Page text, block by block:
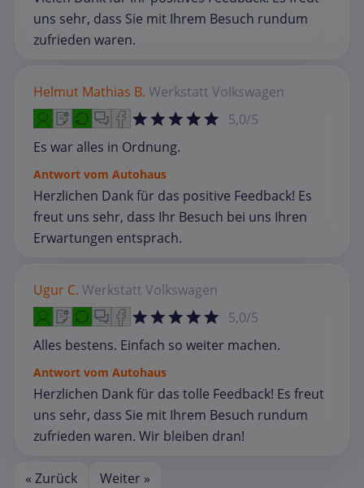
uns sehr, dass Sie mit Ihrem Besuch rundum
zufrieden waren.
Helmut Mathias B. Werkstatt Volkswagen
5,0/5
Es war alles in Ordnung.
Antwort vom Autohaus
Herzlichen Dank für das positive Feedback! Es
freut uns sehr, dass Ihr Besuch bei uns Ihren
Erwartungen entsprach.
Ugur C. Werkstatt Volkswagen
5,0/5
Alles bestens. Einfach so weiter machen.
Antwort vom Autohaus
Herzlichen Dank für das tolle Feedback! Es freut
uns sehr, dass Sie mit Ihrem Besuch rundum
zufrieden waren. Wir bleiben dran!
« Zurück Weiter »